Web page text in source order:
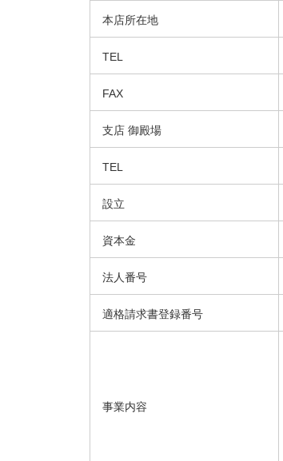
本店所在地
TEL
FAX
支店 御殿場
TEL
設立
資本金
法人番号
適格請求書登録番号
事業内容